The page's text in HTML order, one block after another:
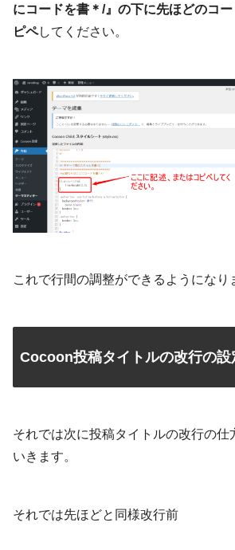
にコードを書＊/』の下に先ほどのコ
ピペしてください。
これで行間の調整ができるようになり
Cocoon投稿タイトルの改行の設
それでは次に投稿タイトルの改行の仕
いきます。
それでは先ほどと同様改行前